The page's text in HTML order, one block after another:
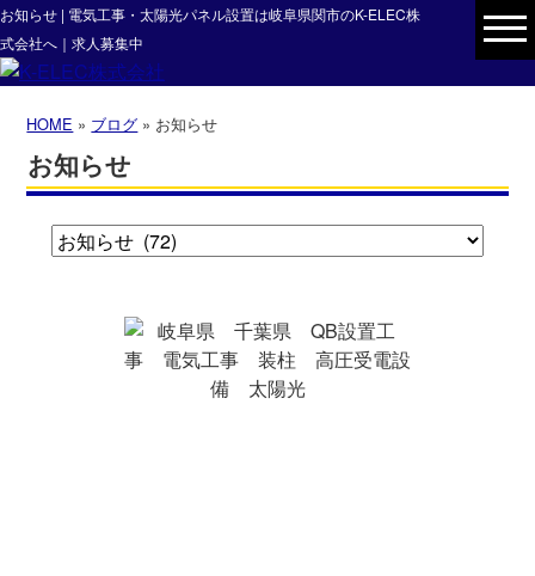
お知らせ | 電気工事・太陽光パネル設置は岐阜県関市のK-ELEC株
式会社へ｜求人募集中
HOME » ブログ » お知らせ
お知らせ